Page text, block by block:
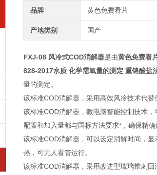
品牌 黄色免费看片
产地类别 国产
FXJ-08 风冷式COD消解器是由黄色免费看
828-2017水质 化学需氧量的测定 重铬酸盐
量的测定。
该标准COD消解器，采用高效风冷技术代替
该标准COD消解器，微电脑智能控制技术
配置和加入量都与国标方法要求*，确保精
该标准COD消解器，可以设定消解时间，
热，可无人看管运行。
该标准COD消解器，采用改进型玻璃锥刺